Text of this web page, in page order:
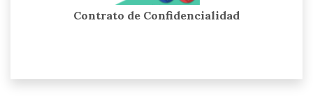
Contrato de Confidencialidad